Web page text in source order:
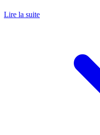
Lire la suite